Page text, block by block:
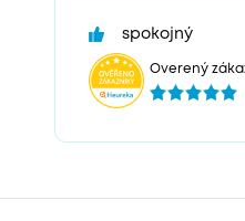
spokojný
Overený